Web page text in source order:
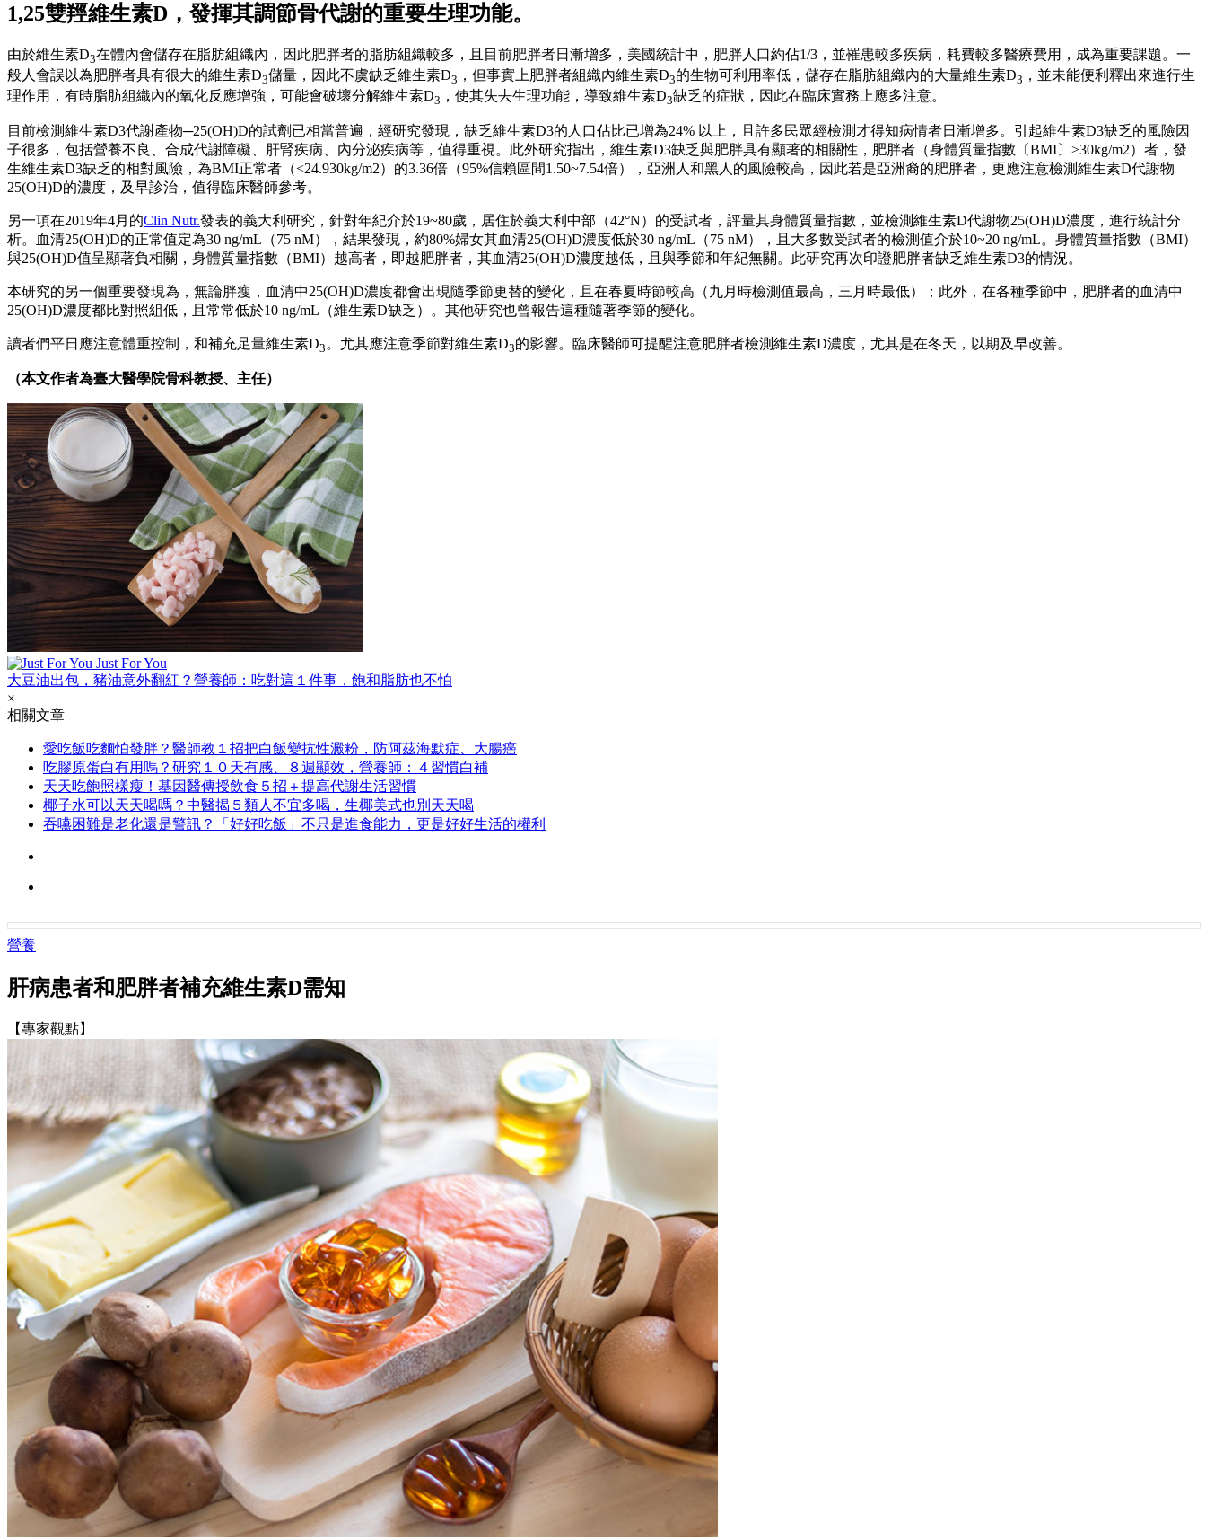
1,25雙羥維生素D，發揮其調節骨代謝的重要生理功能。
由於維生素D3在體內會儲存在脂肪組織內，因此肥胖者的脂肪組織較多，且目前肥胖者日漸增多，美國統計中，肥胖人口約佔1/3，並罹患較多疾病，耗費較多醫療費用，成為重要課題。一
般人會誤以為肥胖者具有很大的維生素D3儲量，因此不虞缺乏維生素D3 ，但事實上肥胖者組織內維生素D3的生物可利用率低，儲存在脂肪組織內的大量維生素D3 ，並未能便利釋出來進行生
理作用，有時脂肪組織內的氧化反應增強，可能會破壞分解維生素D3 ，使其失去生理功能，導致維生素D3缺乏的症狀，因此在臨床實務上應多注意。
目前檢測維生素D3代謝產物─25(OH)D的試劑已相當普遍，經研究發現，缺乏維生素D3的人口佔比已增為24% 以上，且許多民眾經檢測才得知病情者日漸增多。引起維生素D3缺乏的風險因
子很多，包括營養不良、合成代謝障礙、肝腎疾病、內分泌疾病等，值得重視。此外研究指出，維生素D3缺乏與肥胖具有顯著的相關性，肥胖者（身體質量指數〔BMI〕>30kg/m2）者，發
生維生素D3缺乏的相對風險，為BMI正常者（<24.930kg/m2）的3.36倍（95%信賴區間1.50~7.54倍），亞洲人和黑人的風險較高，因此若是亞洲裔的肥胖者，更應注意檢測維生素D代謝物
25(OH)D的濃度，及早診治，值得臨床醫師參考。
另一項在2019年4月的Clin Nutr.發表的義大利研究，針對年紀介於19~80歲，居住於義大利中部（42°N）的受試者，評量其身體質量指數，並檢測維生素D代謝物25(OH)D濃度，進行統計分
析。血清25(OH)D的正常值定為30 ng/mL（75 nM），結果發現，約80%婦女其血清25(OH)D濃度低於30 ng/mL（75 nM），且大多數受試者的檢測值介於10~20 ng/mL。身體質量指數（BMI）
與25(OH)D值呈顯著負相關，身體質量指數（BMI）越高者，即越肥胖者，其血清25(OH)D濃度越低，且與季節和年紀無關。此研究再次印證肥胖者缺乏維生素D3的情況。
本研究的另一個重要發現為，無論胖瘦，血清中25(OH)D濃度都會出現隨季節更替的變化，且在春夏時節較高（九月時檢測值最高，三月時最低）；此外，在各種季節中，肥胖者的血清中
25(OH)D濃度都比對照組低，且常常低於10 ng/mL（維生素D缺乏）。其他研究也曾報告這種隨著季節的變化。
讀者們平日應注意體重控制，和補充足量維生素D3 。尤其應注意季節對維生素D3的影響。臨床醫師可提醒注意肥胖者檢測維生素D濃度，尤其是在冬天，以期及早改善。
（本文作者為臺大醫學院骨科教授、主任）
Just For You
大豆油出包，豬油意外翻紅？營養師：吃對這１件事，飽和脂肪也不怕
×
相關文章
愛吃飯吃麵怕發胖？醫師教１招把白飯變抗性澱粉，防阿茲海默症、大腸癌
吃膠原蛋白有用嗎？研究１０天有感、８週顯效，營養師：４習慣白補
天天吃飽照樣瘦！基因醫傳授飲食５招＋提高代謝生活習慣
椰子水可以天天喝嗎？中醫揭５類人不宜多喝，生椰美式也別天天喝
吞嚥困難是老化還是警訊？「好好吃飯」不只是進食能力，更是好好生活的權利
營養
肝病患者和肥胖者補充維生素D需知
【專家觀點】